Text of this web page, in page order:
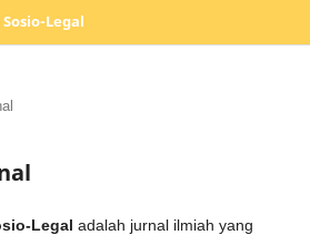
Legal
Legal adalah jurnal ilmiah yang